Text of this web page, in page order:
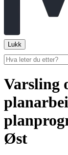
Lukk
Varsling
Øst